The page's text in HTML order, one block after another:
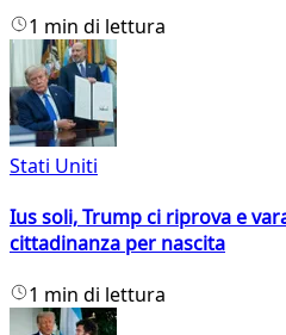
1 min di lettura
Stati Uniti
Ius soli, Trump ci riprova e
cittadinanza per nascita
1 min di lettura